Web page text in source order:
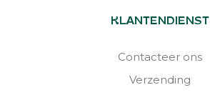
KLANTENDIENST
Contacteer ons
Verzending